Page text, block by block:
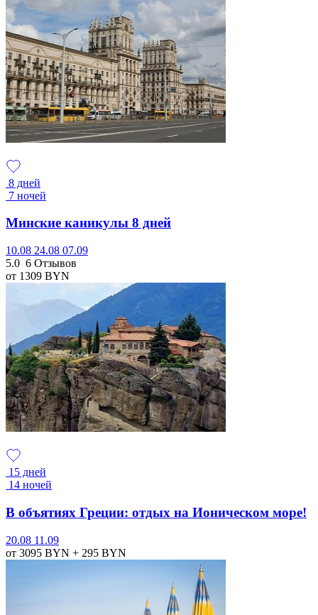
8 дней
7 ночей
Минские каникулы 8 дней
10.08 24.08 07.09
5.0 6 Отзывов
от 1309 BYN
15 дней
14 ночей
В объятиях Греции: отдых на Ионическом море!
20.08 11.09
от 3095 BYN + 295 BYN